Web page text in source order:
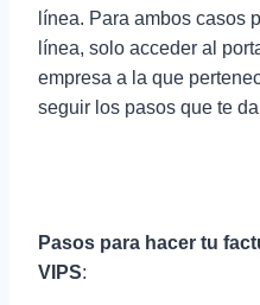
línea. Para ambos casos
línea, solo acceder al
empresa a la que
seguir los pasos que te
Pasos para hacer tu
VIPS: